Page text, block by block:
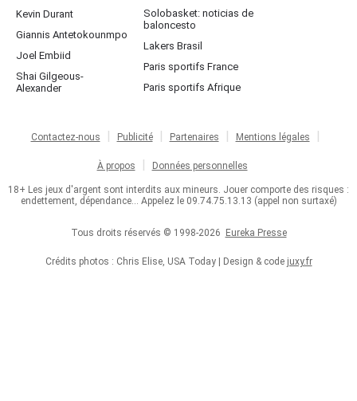
Kevin Durant
Giannis Antetokounmpo
Joel Embiid
Shai Gilgeous-
Alexander
Solobasket: noticias de
baloncesto
Lakers Brasil
Paris sportifs France
Paris sportifs Afrique
Contactez-nous Publicité Partenaires Mentions légales
À propos Données personnelles
18+ Les jeux d'argent sont interdits aux mineurs. Jouer comporte des risques :
endettement, dépendance... Appelez le 09.74.75.13.13 (appel non surtaxé)
Tous droits réservés © 1998-2026 Eureka Presse
Crédits photos : Chris Elise, USA Today | Design & code juxy.fr